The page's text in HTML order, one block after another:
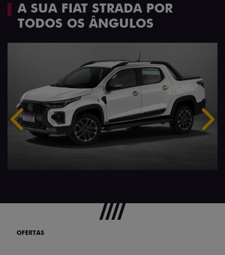
A SUA FIAT STRADA POR
TODOS OS ÂNGULOS
Anterior
OFERTAS